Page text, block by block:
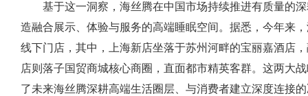
基于这一洞察，海丝腾在中国市场持续推进有质量的
造融合展示、体验与服务的高端睡眠空间。据悉，今年来
线下门店，其中，上海新店坐落于苏州河畔的宝丽嘉酒店
店则落子国贸商城核心商圈，直面都市精英客群。这两大
了未来海丝腾深耕高端生活圈层、与消费者建立深度连接